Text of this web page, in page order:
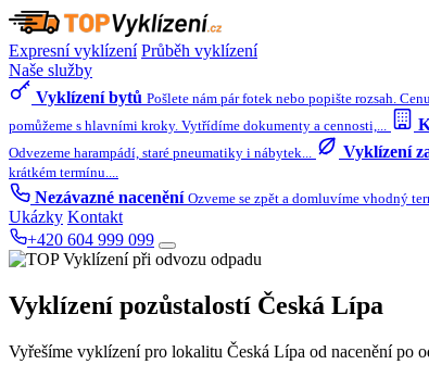
Expresní vyklízení Průběh vyklízení
Naše služby
Vyklízení bytů Pošlete nám pár fotek nebo popište rozsah.
pomůžeme s hlavními kroky. Vytřídíme dokumenty a cennosti,...
Odvezeme harampádí, staré pneumatiky i nábytek...
Vyklízení
krátkém termínu....
Nezávazné nacenění Ozveme se zpět a domluvíme vhodný
Ukázky Kontakt
+420 604 999 099
Vyklízení pozůstalostí Česká Lípa
Vyřešíme vyklízení pro lokalitu Česká Lípa od nacenění po